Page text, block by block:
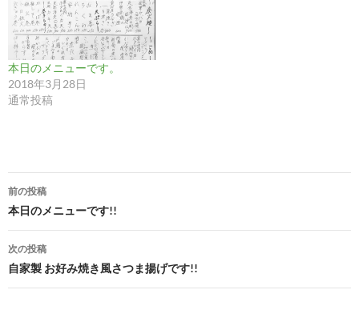
本日のメニューです。
2018年3月28日
通常投稿
投
稿
ナ
ビ
前の投稿
本日のメニューです!!
次の投稿
自家製 お好み焼き風さつま揚げです!!